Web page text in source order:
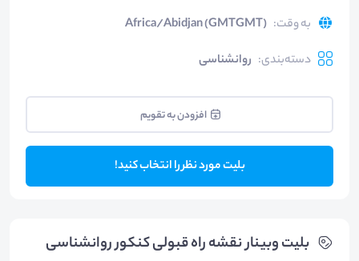
به وقت:
Africa/Abidjan (GMTGMT)
دسته‌بندی: روانشناسی
افزودن به تقویم
بلیت مورد نظر را انتخاب کنید!
بلیت‌ وبینار نقشه راه قبولی کنکور روانشناسی